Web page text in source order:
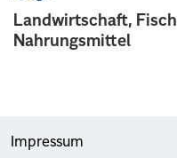
Landwirtschaft,
Nahrungsmittel
Impressum